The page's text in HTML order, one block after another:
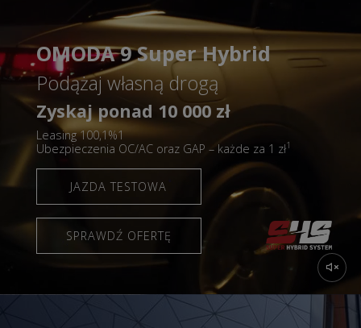
OMODA 9 Super Hybrid
Podążaj własną drogą
Zyskaj ponad 10 000 zł
Leasing 100,1%1
Ubezpieczenia OC/AC oraz GAP – każde za 1 zł1
JAZDA TESTOWA
SPRAWDŹ OFERTĘ